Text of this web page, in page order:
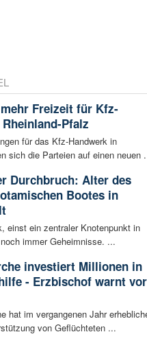
Freizeit für Kfz-
Pfalz
für das Kfz-Handwerk in
sich die Parteien auf einen neuen
Durchbruch: Alter des
Bootes in
einst ein zentraler Knotenpunkt in
immer Geheimnisse. ...
investiert Millionen in
- Erzbischof warnt vor
hat im vergangenen Jahr
von Geflüchteten ...